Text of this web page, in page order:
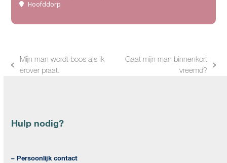
Hoofddorp
previous
Mijn man wordt boos als ik
erover praat.
Gaat mijn man binnenkort
vreemd?
Hulp nodig?
– Persoonlijk contact